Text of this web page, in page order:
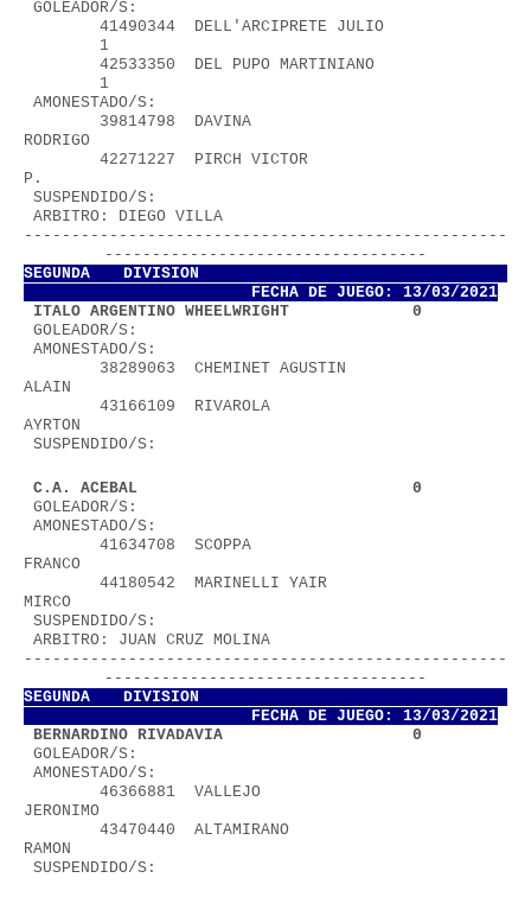
GOLEADOR/S:
41490344  DELL'ARCIPRETE JULIO
1
42533350  DEL PUPO MARTINIANO
1
AMONESTADO/S:
39814798  DAVINA
RODRIGO
42271227  PIRCH VICTOR
P.
SUSPENDIDO/S:
ARBITRO: DIEGO VILLA
---------------------------------------------------
----------------------------------
SEGUNDA DIVISION
FECHA DE JUEGO: 13/03/2021
ITALO ARGENTINO WHEELWRIGHT             0
GOLEADOR/S:
AMONESTADO/S:
38289063  CHEMINET AGUSTIN
ALAIN
43166109  RIVAROLA
AYRTON
SUSPENDIDO/S:
C.A. ACEBAL                             0
GOLEADOR/S:
AMONESTADO/S:
41634708  SCOPPA
FRANCO
44180542  MARINELLI YAIR
MIRCO
SUSPENDIDO/S:
ARBITRO: JUAN CRUZ MOLINA
---------------------------------------------------
----------------------------------
SEGUNDA DIVISION
FECHA DE JUEGO: 13/03/2021
BERNARDINO RIVADAVIA                    0
GOLEADOR/S:
AMONESTADO/S:
46366881  VALLEJO
JERONIMO
43470440  ALTAMIRANO
RAMON
SUSPENDIDO/S: